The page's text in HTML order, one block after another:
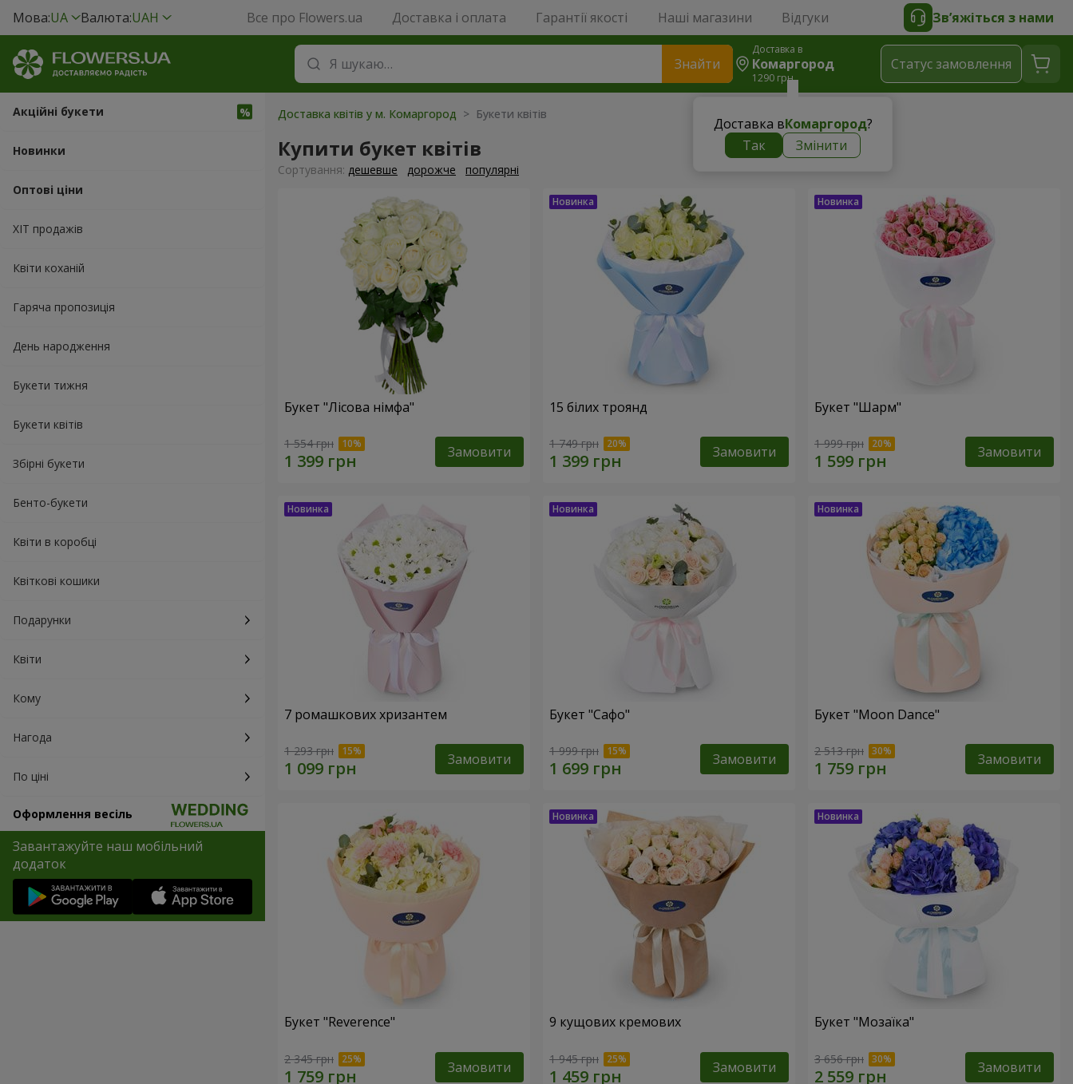
Мова:UA Валюта:UAH Все про Flowers.ua Доставка і оплата Гарантії якості Наші магазини Відгуки Зв’яжіться з нами
Знайти
Доставка в
Комаргород
1290 грн
Доставка вКомаргород?
Так
Змінити
Статус замовлення
Акційні букети
Новинки
Оптові ціни
ХІТ продажів
Квіти коханій
Гаряча пропозиція
День народження
Букети тижня
Букети квітів
Збірні букети
Бенто-букети
Квіти в коробці
Квіткові кошики
Подарунки
Квіти
Кому
Нагода
По ціні
Оформлення весіль
Завантажуйте наш мобільний
додаток
Доставка квітів у м. Комаргород > Букети квітів
Купити букет квітів
Сортування: дешевше дорожче популярні
Букет "Лісова німфа"
1 554 грн Замовити
15 білих троянд
1 749 грн Замовити
Букет "Шарм"
1 999 грн Замовити
7 ромашкових хризантем
1 293 грн Замовити
Букет "Сафо"
1 999 грн Замовити
Букет "Moon Dance"
2 513 грн Замовити
Букет "Reverence"
2 345 грн Замовити
9 кущових кремових
1 945 грн Замовити
Букет "Мозаїка"
3 656 грн Замовити